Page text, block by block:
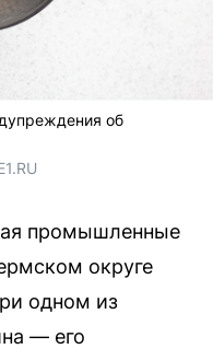
об
промышленные
округе
одном из
— его